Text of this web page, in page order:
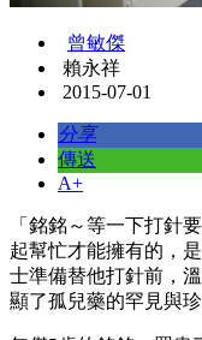
曾敏傑
賴永祥
2015-07-01
分享
傳送
A+
「銘銘～等一下打針
起幫忙才能擁有的，
士準備替他打針前，
顯了孤兒藥的罕見與珍